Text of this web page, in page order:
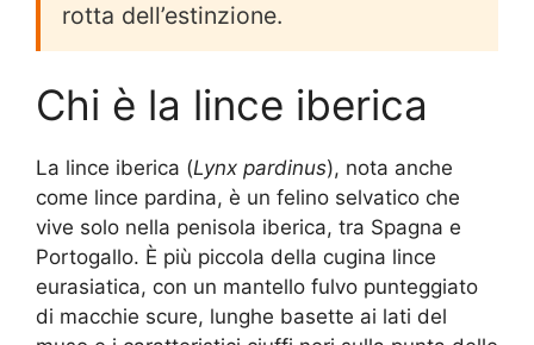
rotta dell’estinzione.
Chi è la lince iberica
La lince iberica (Lynx pardinus), nota anche
come lince pardina, è un felino selvatico che
vive solo nella penisola iberica, tra Spagna e
Portogallo. È più piccola della cugina lince
eurasiatica, con un mantello fulvo punteggiato
di macchie scure, lunghe basette ai lati del